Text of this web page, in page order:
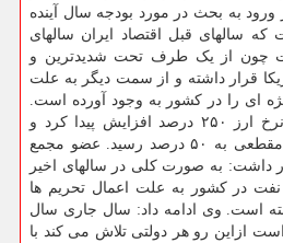
به بحث در مورد بودجه سال آینده
که سالهای قبل اقتصاد ایران سالهای
از یک طرف تحت شدیدترین و
قرار داشته و از سمت دیگر به علت
ای را در کشور به وجود آورده است.
وی عنوان کرد: برای مثال نرخ ارز ۲۵۰ درصد افزایش پیدا کرد و
تورم نقطه به نقطه در یک مقطعی به ۵۰ درصد رسید. عضو مجمع
به صورت کلی در سالهای اخیر
نفت در کشور به علت اعمال تحریم ها
است. وی ادامه داد: سال جاری سال
ازاین رو هر دولتی تلاش می کند با